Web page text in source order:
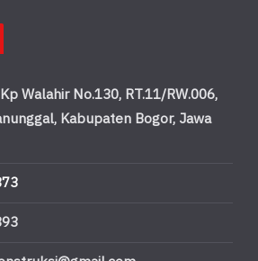
Walahir No.130, RT.11/RW.006,
Kabupaten Bogor, Jawa